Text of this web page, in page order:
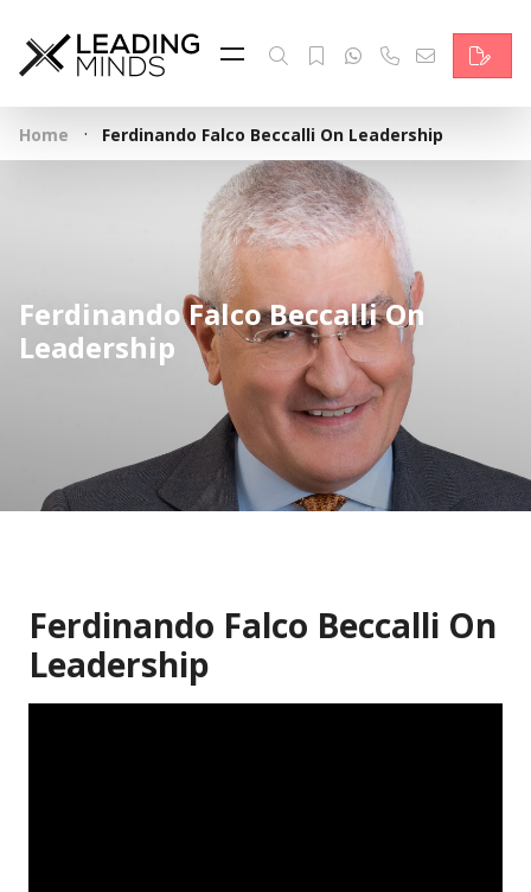
Feed & News
Reading Minds
Themen
Services
Wer wir sind
Kontakt
English
Home · Ferdinando Falco Beccalli On Leadership
Ferdinando Falco Beccalli On
Leadership
Ferdinando Falco Beccalli On
Leadership